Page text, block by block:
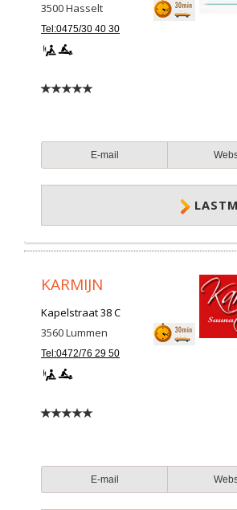
3500Hasselt
Tel:0475/30 40 30
E-mail
KARMIJN
Kapelstraat 38 C
3560Lummen
Tel:0472/76 29 50
E-mail